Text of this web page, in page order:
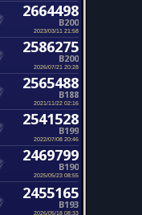
2664498
B200
2023/03/11 21:58
2586275
B200
2026/07/21 20:28
2565488
B188
2021/11/22 02:16
2541528
B199
2022/07/08 20:46
2469799
B190
2025/05/23 08:55
2455165
B193
2026/05/18 08:33